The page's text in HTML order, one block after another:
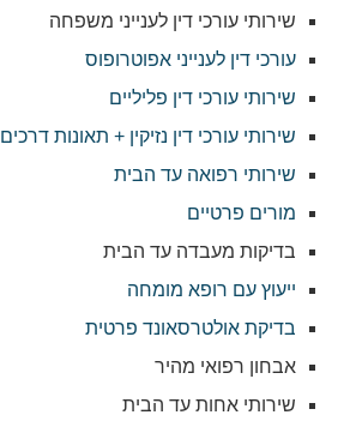
שירותי עורכי דין לענייני משפחה
עורכי דין לענייני אפוטרופוס
שירותי עורכי דין פליליים
שירותי עורכי דין נזיקין + תאונות דרכים
שירותי רפואה עד הבית
מורים פרטיים
בדיקות מעבדה עד הבית
ייעוץ עם רופא מומחה
בדיקת אולטרסאונד פרטית
אבחון רפואי מהיר
שירותי אחות עד הבית